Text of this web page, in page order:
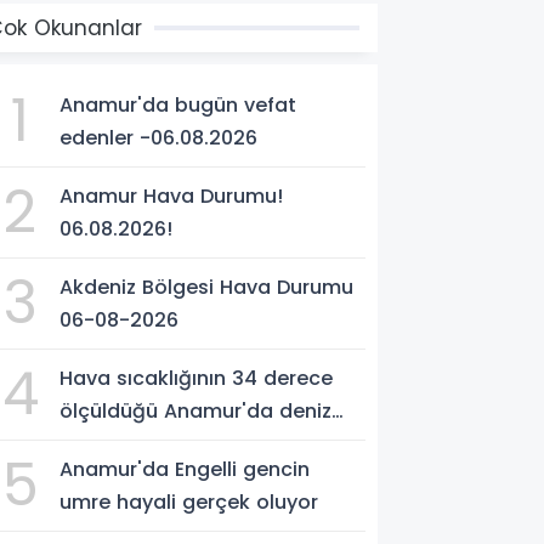
Okunanlar
1
Anamur'da bugün vefat
edenler -06.08.2026
2
Anamur Hava Durumu!
06.08.2026!
3
Akdeniz Bölgesi Hava Durumu
06-08-2026
4
Hava sıcaklığının 34 derece
ölçüldüğü Anamur'da deniz
gördü
5
Anamur'da Engelli gencin
umre hayali gerçek oluyor